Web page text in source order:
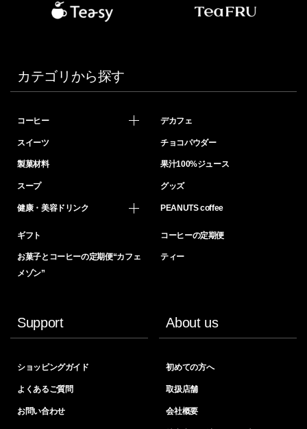
カテゴリから探す
コーヒー デカフェ
スイーツ チョコパウダー
製菓材料 果汁100%ジュース
スープ グッズ
健康・美容ドリンク PEANUTS coffee
ギフト コーヒーの定期便
お菓子とコーヒーの定期便“カフェ
メゾン”
ティー
Support
ショッピングガイド
よくあるご質問
お問い合わせ
About us
初めての方へ
取扱店舗
会社概要